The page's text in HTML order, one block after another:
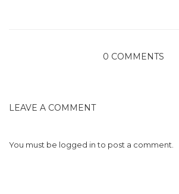
0 COMMENTS
LEAVE A COMMENT
You must be logged into post a comment.